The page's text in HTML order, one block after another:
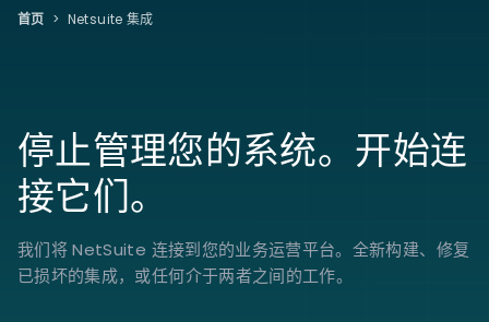
首页 > Netsuite 集成
停止管理您的系统。 开始连
接它们。
我们将 NetSuite 连接到您的业务运营平台。全新构建、修复
已损坏的集成，或任何介于两者之间的工作。